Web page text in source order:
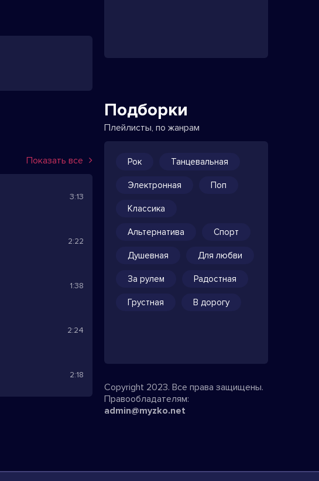
Показать все
3:13
2:22
1:38
2:24
2:18
Подборки
Плейлисты, по жанрам
Рок Танцевальная
Электронная Поп
Классика
Альтернатива Спорт
Душевная Для любви
За рулем Радостная
Грустная В дорогу
Copyright 2023. Все права защищены.
Правообладателям:
admin@myzko.net